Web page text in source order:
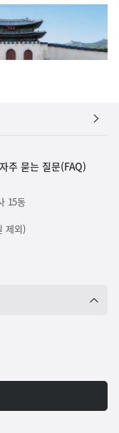
주 묻는 질문(FAQ)
15동
제외)